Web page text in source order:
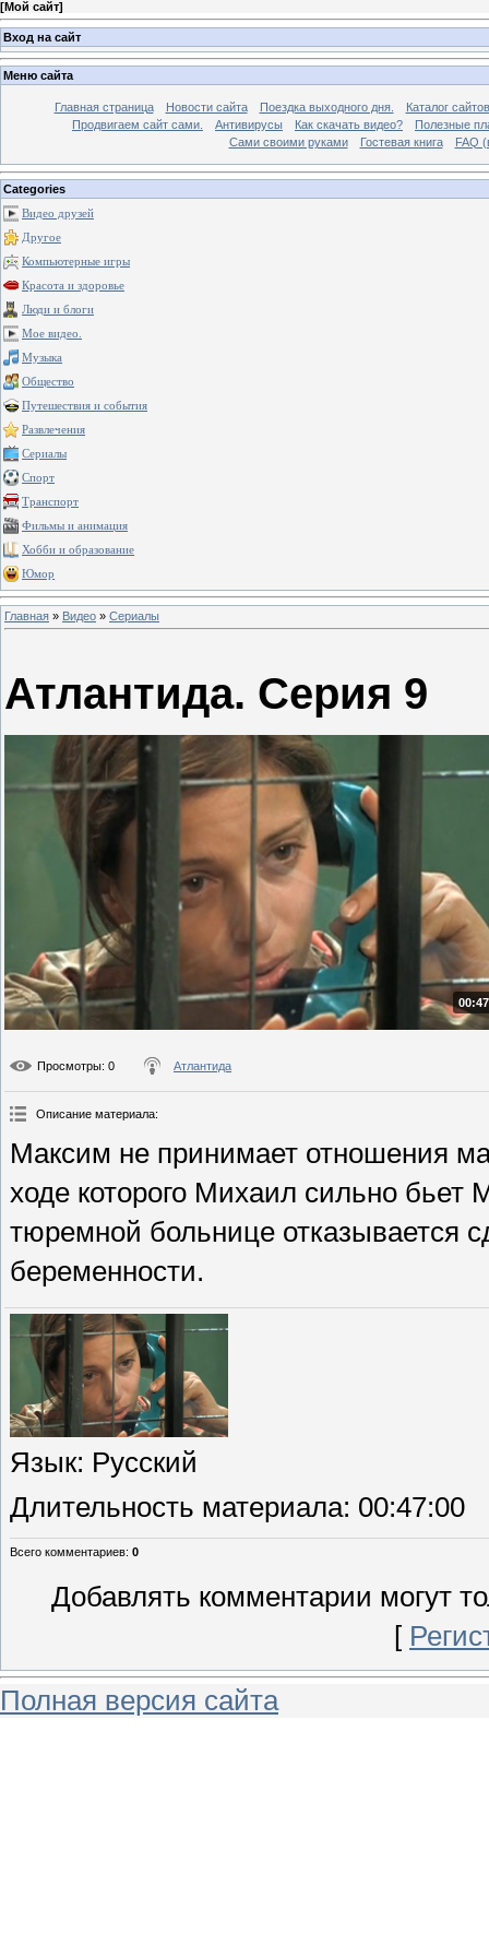
[Мой сайт]
Вход на сайт
Меню сайта
Главная страница Новости сайта Поездка выходного дня.
Каталог сайтов
Продвигаем сайт сами.
Антивирусы Как скачать видео?
Полезные
Сами своими руками
Гостевая книга FAQ
Categories
Видео друзей
Другое
Компьютерные игры
Красота и здоровье
Люди и блоги
Мое видео.
Музыка
Общество
Путешествия и события
Развлечения
Сериалы
Спорт
Транспорт
Фильмы и анимация
Хобби и образование
Юмор
Главная » Видео » Сериалы
Атлантида. Серия 9
Просмотры: 0 Атлантида
Описание материала:
Максим не принимает отношения
ходе которого Михаил сильно бьет
тюремной больнице отказывается
беременности.
Язык: Русский
Длительность материала: 00:47:00
Всего комментариев: 0
Добавлять комментарии могут
[
Полная версия сайта